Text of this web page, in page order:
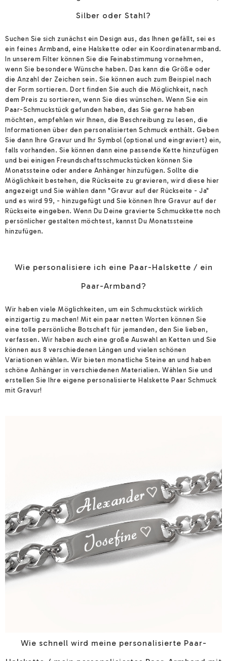
Silber oder Stahl?
Suchen Sie sich zunächst ein Design aus, das Ihnen gefällt, sei es
ein feines Armband, eine Halskette oder ein Koordinatenarmband.
In unserem Filter können Sie die Feinabstimmung vornehmen,
wenn Sie besondere Wünsche haben. Das kann die Größe oder
die Anzahl der Zeichen sein. Sie können auch zum Beispiel nach
der Form sortieren. Dort finden Sie auch die Möglichkeit, nach
dem Preis zu sortieren, wenn Sie dies wünschen. Wenn Sie ein
Paar-Schmuckstück gefunden haben, das Sie gerne haben
möchten, empfehlen wir Ihnen, die Beschreibung zu lesen, die
Informationen über den personalisierten Schmuck enthält. Geben
Sie dann Ihre Gravur und Ihr Symbol (optional und eingraviert) ein,
falls vorhanden. Sie können dann eine passende Kette hinzufügen
und bei einigen Freundschaftsschmuckstücken können Sie
Monatssteine oder andere Anhänger hinzufügen. Sollte die
Möglichkeit bestehen, die Rückseite zu gravieren, wird diese hier
angezeigt und Sie wählen dann "Gravur auf der Rückseite - Ja"
und es wird 99, - hinzugefügt und Sie können Ihre Gravur auf der
Rückseite eingeben. Wenn Du Deine gravierte Schmuckkette noch
persönlicher gestalten möchtest, kannst Du Monatssteine
hinzufügen.
Wie personalisiere ich eine Paar-Halskette / ein
Paar-Armband?
Wir haben viele Möglichkeiten, um ein Schmuckstück wirklich
einzigartig zu machen! Mit ein paar netten Worten können Sie
eine tolle persönliche Botschaft für jemanden, den Sie lieben,
verfassen. Wir haben auch eine große Auswahl an Ketten und Sie
können aus 8 verschiedenen Längen und vielen schönen
Variationen wählen. Wir bieten monatliche Steine an und haben
schöne Anhänger in verschiedenen Materialien. Wählen Sie und
erstellen Sie Ihre eigene personalisierte Halskette Paar Schmuck
mit Gravur!
Wie schnell wird meine personalisierte Paar-